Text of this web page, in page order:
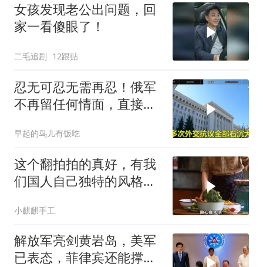
女孩发现老公出问题，回
家一看傻眼了！
二毛追剧 12跟贴
忍无可忍无需再忍！俄军
不再留任何情面，直接炸
早起的鸟儿有饭吃
这个翻拍拍的真好，有我
们国人自己独特的风格魅
小麒麒手工
解放军亮剑黄岩岛，美军
已表态，菲律宾还能撑多